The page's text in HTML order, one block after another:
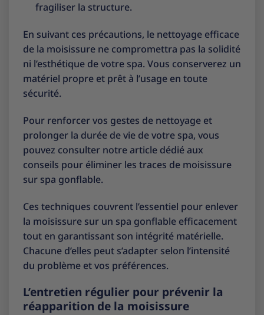
fragiliser la structure.
En suivant ces précautions, le nettoyage efficace
de la moisissure ne compromettra pas la solidité
ni l’esthétique de votre spa. Vous conserverez un
matériel propre et prêt à l’usage en toute
sécurité.
Pour renforcer vos gestes de nettoyage et
prolonger la durée de vie de votre spa, vous
pouvez consulter notre article dédié aux
conseils pour éliminer les traces de moisissure
sur spa gonflable.
Ces techniques couvrent l’essentiel pour enlever
la moisissure sur un spa gonflable efficacement
tout en garantissant son intégrité matérielle.
Chacune d’elles peut s’adapter selon l’intensité
du problème et vos préférences.
L’entretien régulier pour prévenir la
réapparition de la moisissure